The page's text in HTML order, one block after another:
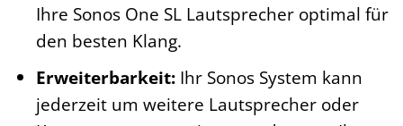
Ihre Sonos One SL Lautsprecher optimal für
den besten Klang.
Erweiterbarkeit:Ihr Sonos System kann
jederzeit um weitere Lautsprecher oder